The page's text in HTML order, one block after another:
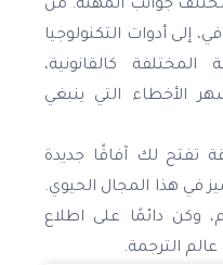
جوانب المهنة. من
إلى أدوات التكنولوجيا
المختلفة كالقانونية،
الأخطاء التي ينبغي
تفتح لك آفاقًا جديدة
في هذا المجال الحيوي.
وكن دائمًا على اطلاع
الترجمة.